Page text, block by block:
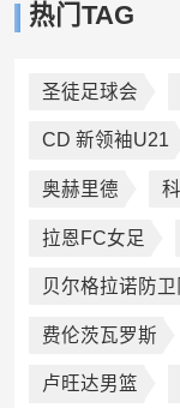
热门TAG
圣徒足球会
CD 新领袖U21
奥赫里德
拉恩FC女足
贝尔格拉诺防卫
费伦茨瓦罗斯
卢旺达男篮